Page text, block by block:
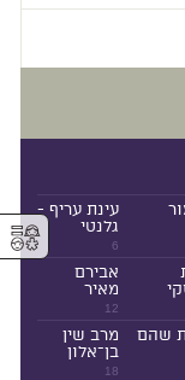
6
עינת עריף -
גלנטי
12
אבירם
מאיר
שהם
18
מרב שין
בן־אלון
⚥︎